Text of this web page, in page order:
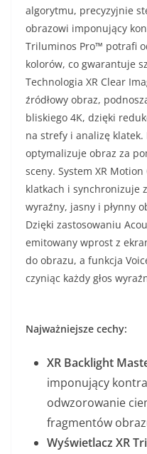
algorytmu, precyzyjnie
obrazowi imponujący
Triluminos Pro™ potrafi
kolorów, co gwarantuje
Technologia XR Clear
źródłowy obraz,
bliskiego 4K, dzięki
na strefy i analizę
optymalizuje obraz za
sceny. System XR
klatkach i synchronizuje
wyraźny, jasny i płynny
Dzięki zastosowaniu
emitowany wprost z
do obrazu, a funkcja
czyniąc każdy głos
Najważniejsze cechy:
XR Backlight
imponujący
odwzorowanie
fragmentów
Wyświetlacz XR